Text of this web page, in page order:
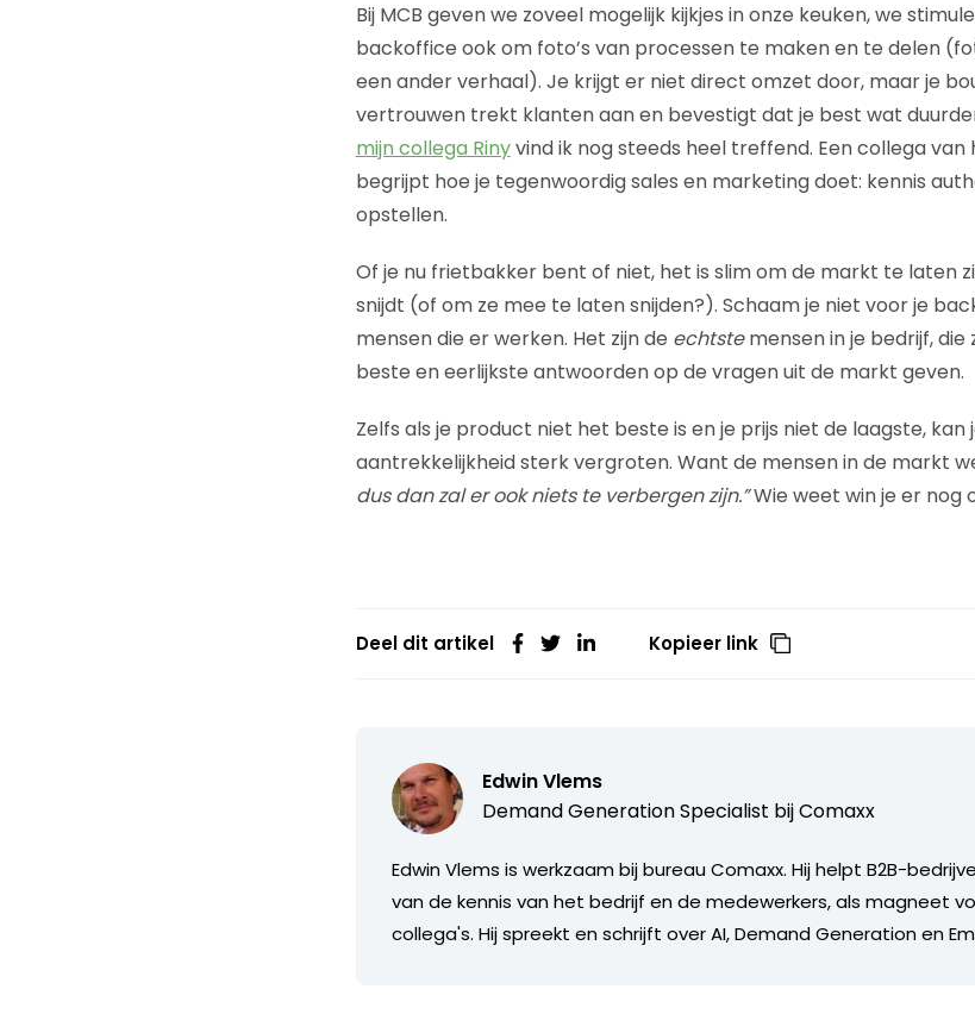
Bij MCB geven we zoveel mogelijk kijkjes in onze keuken, we
backoffice ook om foto’s van processen te maken en te delen
een ander verhaal). Je krijgt er niet direct omzet door, maar je
vertrouwen trekt klanten aan en bevestigt dat je best wat
mijn collega Rinyvind ik nog steeds heel treffend. Een collega
begrijpt hoe je tegenwoordig sales en marketing doet: kennis
opstellen.
Of je nu frietbakker bent of niet, het is slim om de markt te laten
snijdt (of om ze mee te laten snijden?). Schaam je niet voor je
mensen die er werken. Het zijn de echtstemensen in je bedrijf,
beste en eerlijkste antwoorden op de vragen uit de markt geven.
Zelfs als je product niet het beste is en je prijs niet de laagste,
aantrekkelijkheid sterk vergroten. Want de mensen in de markt
dus dan zal er ook niets te verbergen zijn.”Wie weet win je er nog
Deel dit artikel Kopieer link
Edwin Vlems
Demand Generation Specialist bijComaxx
Edwin Vlems is werkzaam bij bureau Comaxx. Hij helpt B2B-
van de kennis van het bedrijf en de medewerkers, als magneet
collega's. Hij spreekt en schrijft over AI, Demand Generation en